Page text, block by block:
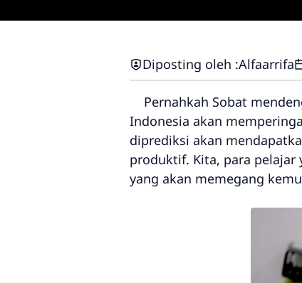
Diposting oleh :Alfaarrifa
Pernahkah Sobat
Indonesia akan
diprediksi akan
produktif. Kita, para pelajar
yang akan memegang